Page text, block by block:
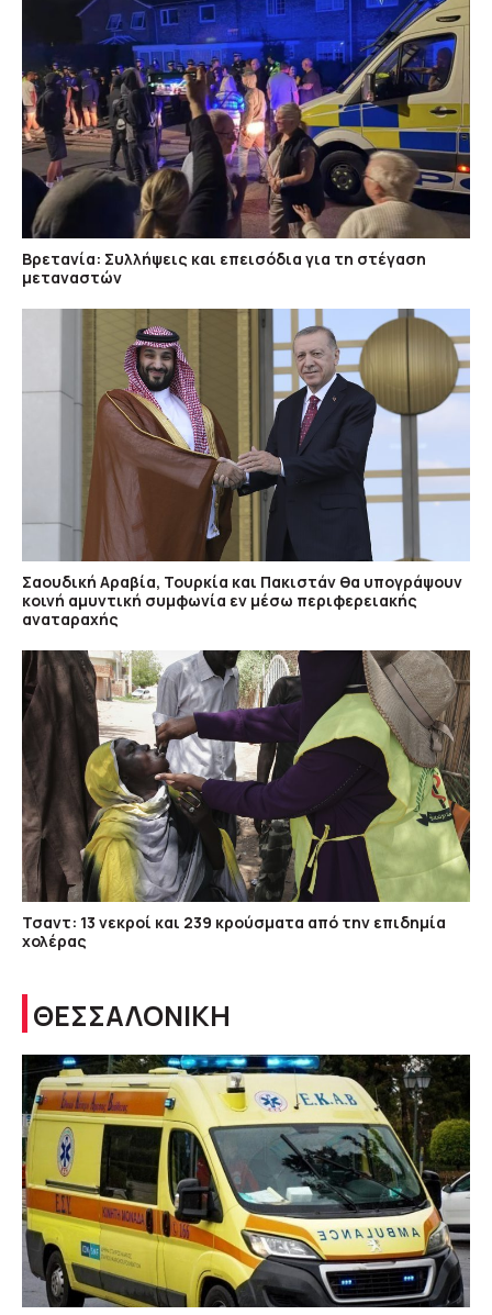
Βρετανία: Συλλήψεις και επεισόδια για τη στέγαση
μεταναστών
Σαουδική Αραβία, Τουρκία και Πακιστάν θα υπογράψουν
κοινή αμυντική συμφωνία εν μέσω περιφερειακής
αναταραχής
Τσαντ: 13 νεκροί και 239 κρούσματα από την επιδημία
χολέρας
ΘΕΣΣΑΛΟΝΙΚΗ